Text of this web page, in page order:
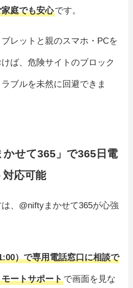
庭でも安心です。
レットと親のスマホ・PCを
ば、危険サイトのブロック
ブルを未然に回避できま
かせて365」で365日電
応可能
、@niftyまかせて365が心強
）で専用電話窓口に相談で
ートサポートで画面を見な